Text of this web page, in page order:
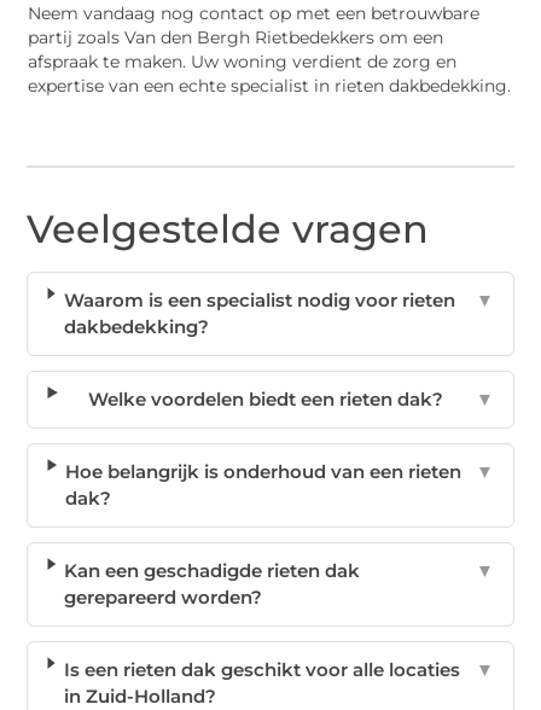
Neem vandaag nog contact op met een betrouwbare
partij zoals Van den Bergh Rietbedekkers om een
afspraak te maken. Uw woning verdient de zorg en
expertise van een echte specialist in rieten dakbedekking.
Veelgestelde vragen
Waarom is een specialist nodig voor rieten
dakbedekking?
▼
Welke voordelen biedt een rieten dak? ▼
Hoe belangrijk is onderhoud van een rieten
dak?
▼
Kan een geschadigde rieten dak
gerepareerd worden?
▼
Is een rieten dak geschikt voor alle locaties
in Zuid-Holland?
▼